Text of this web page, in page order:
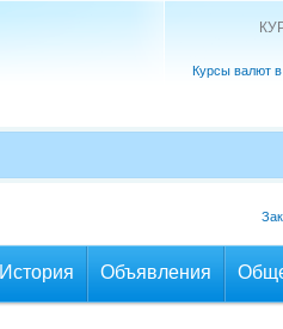
Курсы валют
История Объявления